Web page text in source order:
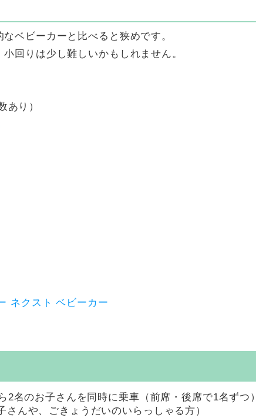
ベビーカーと比べると狭めです。
回りは少し難しいかもしれません。
あり）
ネクスト ベビーカー
2名のお子さんを同時に乗車（前席・後席で1名ずつ）
んや、ごきょうだいのいらっしゃる方）